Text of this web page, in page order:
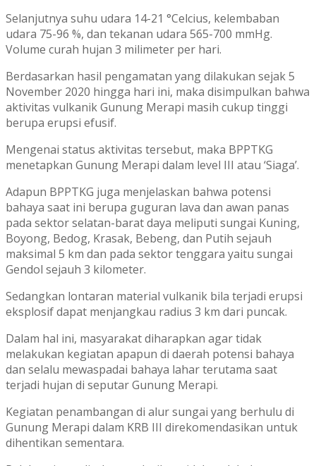
Selanjutnya suhu udara 14-21 °Celcius, kelembaban
udara 75-96 %, dan tekanan udara 565-700 mmHg.
Volume curah hujan 3 milimeter per hari.
Berdasarkan hasil pengamatan yang dilakukan sejak 5
November 2020 hingga hari ini, maka disimpulkan bahwa
aktivitas vulkanik Gunung Merapi masih cukup tinggi
berupa erupsi efusif.
Mengenai status aktivitas tersebut, maka BPPTKG
menetapkan Gunung Merapi dalam level III atau ‘Siaga’.
Adapun BPPTKG juga menjelaskan bahwa potensi
bahaya saat ini berupa guguran lava dan awan panas
pada sektor selatan-barat daya meliputi sungai Kuning,
Boyong, Bedog, Krasak, Bebeng, dan Putih sejauh
maksimal 5 km dan pada sektor tenggara yaitu sungai
Gendol sejauh 3 kilometer.
Sedangkan lontaran material vulkanik bila terjadi erupsi
eksplosif dapat menjangkau radius 3 km dari puncak.
Dalam hal ini, masyarakat diharapkan agar tidak
melakukan kegiatan apapun di daerah potensi bahaya
dan selalu mewaspadai bahaya lahar terutama saat
terjadi hujan di seputar Gunung Merapi.
Kegiatan penambangan di alur sungai yang berhulu di
Gunung Merapi dalam KRB III direkomendasikan untuk
dihentikan sementara.